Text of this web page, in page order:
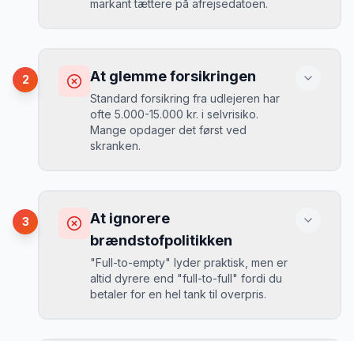
markant tættere på afrejsedatoen.
Du betaler 30-50% mere, og de bedste
biler er udsolgt.
Løsning
MJ
Mikkels erfaring
“I august 2024 så jeg priserne i Murcia
stige fra 189 kr/dag til 349 kr/dag på
bare 2 uger. Book tidligt! ”
2 At glemme forsikringen
Standard forsikring fra udlejeren har
ofte 5.000-15.000 kr. i selvrisiko.
Mange opdager det først ved
skranken.
Ved selv en mindre skade kan du blive
opkrævet tusindvis af kroner.
Løsning
Book altid med fuld kaskoforsikring uden
3
At ignorere
brændstofpolitikken
"Full-to-empty" lyder praktisk, men er
altid dyrere end "full-to-full" fordi du
betaler for en hel tank til overpris.